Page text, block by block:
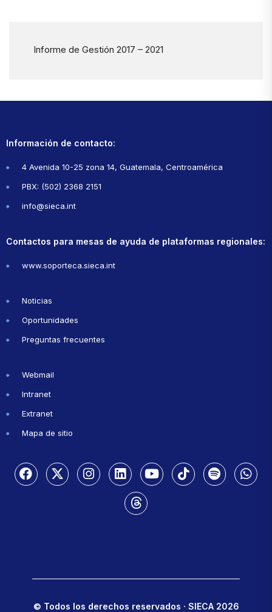
Informe de Gestión 2017 – 2021
Información de contacto:
4 Avenida 10-25 zona 14, Guatemala, Centroamérica
PBX: (502) 2368 2151
info@sieca.int
Contactos para mesas de ayuda de plataformas regionales:
www.soporteca.sieca.int
Noticias
Oportunidades
Preguntas frecuentes
Webmail
Intranet
Extranet
Mapa de sitio
© Todos los derechos reservados · SIECA 2026